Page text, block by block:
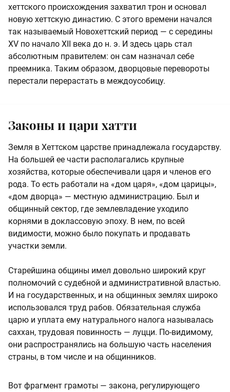
хеттского происхождения захватил трон и основал
новую хеттскую династию. С этого времени начался
так называемый Новохеттский период — с середины
XV по начало XII века до н. э. И здесь царь стал
абсолютным правителем: он сам назначал себе
преемника. Таким образом, дворцовые перевороты
перестали перерастать в междоусобицу.
Законы и цари хатти
Земля в Хеттском царстве принадлежала государству.
На большей ее части располагались крупные
хозяйства, которые обеспечивали царя и членов его
рода. То есть работали на «дом царя», «дом царицы»,
«дом дворца» — местную администрацию. Был и
общинный сектор, где землевладение уходило
корнями в доклассовую эпоху. В нем, по всей
видимости, можно было покупать и продавать
участки земли.
Старейшина общины имел довольно широкий круг
полномочий с судебной и административной властью.
И на государственных, и на общинных землях широко
использовался труд рабов. Обязательная служба
царю и уплата ему натурального налога называлась
саххан, трудовая повинность — луцци. По-видимому,
они распространялись на большую часть населения
страны, в том числе и на общинников.
Вот фрагмент грамоты — закона, регулирующего